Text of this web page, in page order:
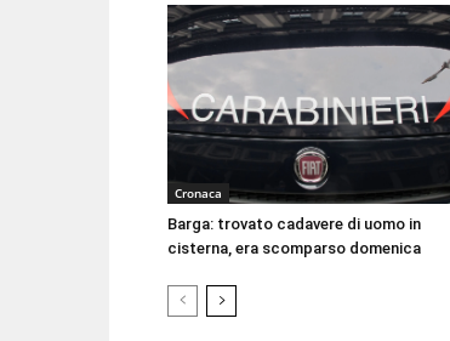
Cronaca
Barga: trovato cadavere di uomo in
cisterna, era scomparso domenica